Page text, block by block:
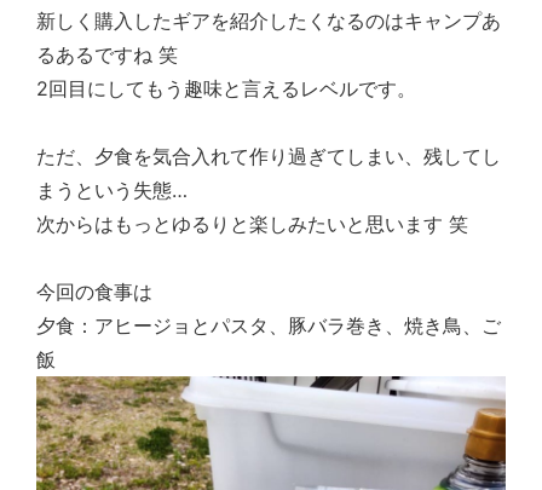
新しく購入したギアを紹介したくなるのはキャンプあ
るあるですね 笑
2回目にしてもう趣味と言えるレベルです。
ただ、夕食を気合入れて作り過ぎてしまい、残してし
まうという失態…
次からはもっとゆるりと楽しみたいと思います 笑
今回の食事は
夕食：アヒージョとパスタ、豚バラ巻き、焼き鳥、ご
飯